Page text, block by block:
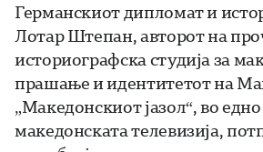
Германскиот дипломат и
Лотар Штепан, авторот на
историографска студија за
прашање и идентитетот на
„Македонскиот јазол“, во
македонската телевизија,